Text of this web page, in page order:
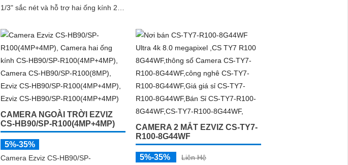
1/3" sắc nét và hỗ trợ hai ống kính 2.
30m và ban...
CAMERA NGOÀI TRỜI EZVIZ
CS-HB90/SP-R100(4MP+4MP)
5%-35%
Camera Ezviz CS-HB90/SP-
CAMERA 2 MẮT EZVIZ CS-TY7-
R100-8G44WF
5%-35%
Liên Hệ